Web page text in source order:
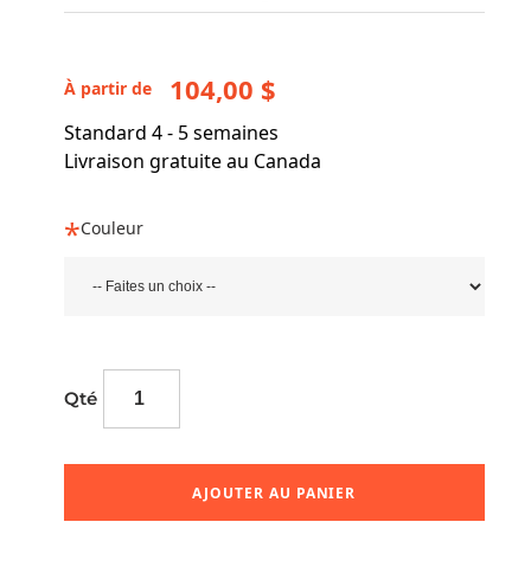
À partir de 104,00 $
Standard 4 - 5 semaines
Livraison gratuite au Canada
Couleur
Qté
AJOUTER AU PANIER